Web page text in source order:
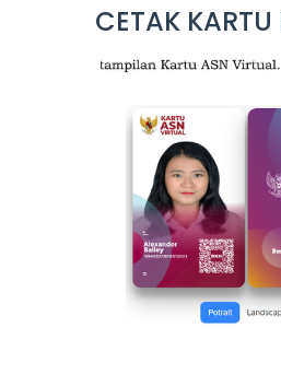
CETAK